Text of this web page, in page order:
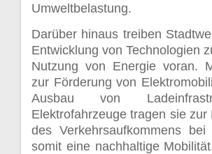
Umweltbelastung.
Darüber hinaus treiben
Entwicklung von Technologien
Nutzung von Energie voran.
zur Förderung von
Ausbau von
Elektrofahrzeuge tragen sie zur
des Verkehrsaufkommens
somit eine nachhaltige